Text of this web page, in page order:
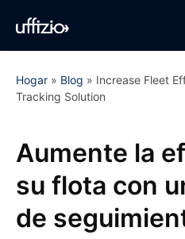
Hogar » Blog » Increase Fleet
Tracking Solution
Aumente la
su flota con
de